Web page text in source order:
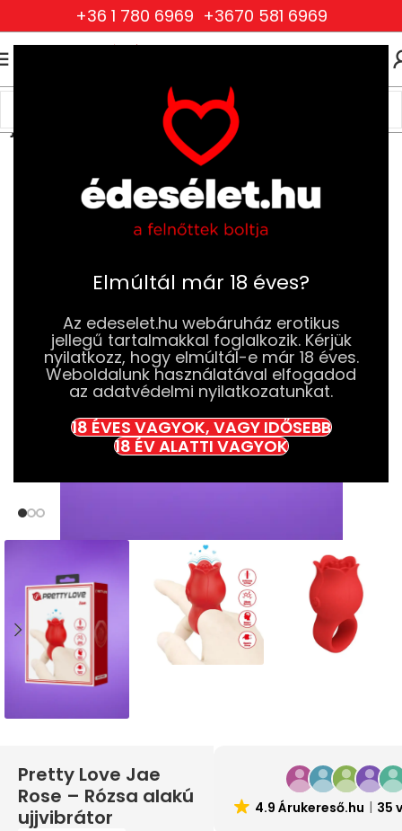
Elmúltál már 18 éves?
Az edeselet.hu webáruház erotikus
jellegű tartalmakkal foglalkozik. Kérjük
nyilatkozz, hogy elmúltál-e már 18 éves.
Weboldalunk használatával elfogadod
az adatvédelmi nyilatkozatunkat.
18 ÉVES VAGYOK, VAGY IDŐSEBB
18 ÉV ALATTI VAGYOK
+36 1 780 6969 +3670 581 6969
Szexjátékok Vibrátorok
Ujj és Nyelv Vibrátorok
Pretty Love Jae
Rose – Rózsa alakú
ujjvibrátor
4.9 Árukereső.hu 35